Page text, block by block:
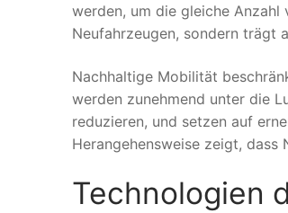
werden, um die gleiche
Neufahrzeugen, sondern trägt
Nachhaltige Mobilität
werden zunehmend unter die
reduzieren, und setzen auf
Herangehensweise zeigt,
Technologien